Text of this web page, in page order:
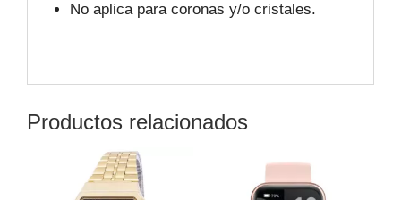
No aplica para coronas y/o cristales.
Productos relacionados